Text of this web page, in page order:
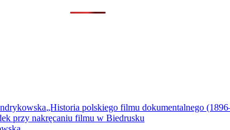
„Historia polskiego filmu dokumentalnego
przy nakręcaniu filmu w Biedrusku